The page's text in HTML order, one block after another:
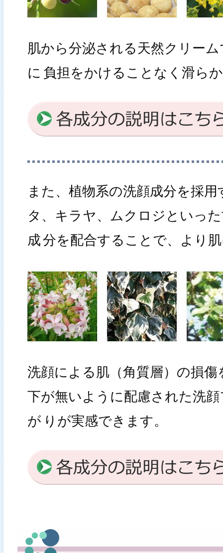
肌から分泌される天然クリー
に 負担をかけることなく滑ら
また、植物系の洗顔成分を採
タ、キラヤ、ムクロジといっ
成分を配合することで、より
洗顔による肌（角質層）の損
下が無いように配慮された洗
が りが実感できます。